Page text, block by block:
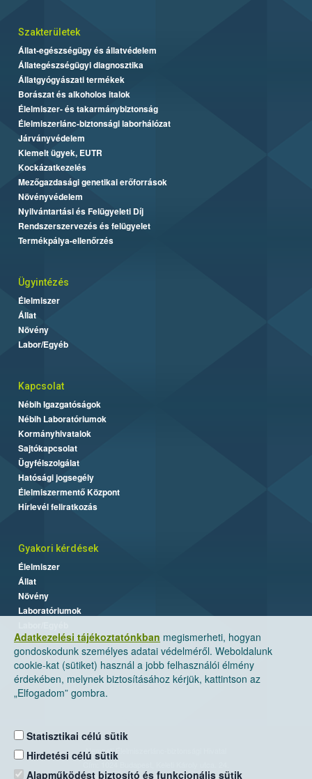
Adatkezelési tájékoztatónkban megismerheti, hogyan
gondoskodunk személyes adatai védelméről. Weboldalunk
cookie-kat (sütiket) használ a jobb felhasználói élmény
érdekében, melynek biztosításához kérjük, kattintson az
„Elfogadom” gombra.
Statisztikai célú sütik
Hirdetési célú sütik
Alapműködést biztosító és funkcionális sütik
Szakterületek
Állat-egészségügy és állatvédelem
Állategészségügyi diagnosztika
Állatgyógyászati termékek
Borászat és alkoholos italok
Élelmiszer- és takarmánybiztonság
Élelmiszerlánc-biztonsági laborhálózat
Járványvédelem
Kiemelt ügyek, EUTR
Kockázatkezelés
Mezőgazdasági genetikai erőforrások
Növényvédelem
Nyilvántartási és Felügyeleti Díj
Rendszerszervezés és felügyelet
Termékpálya-ellenőrzés
Ügyintézés
Élelmiszer
Állat
Növény
Labor/Egyéb
Kapcsolat
Nébih Igazgatóságok
Nébih Laboratóriumok
Kormányhivatalok
Sajtókapcsolat
Ügyfélszolgálat
Hatósági jogsegély
Élelmiszermentő Központ
Hírlevél feliratkozás
Gyakori kérdések
Élelmiszer
Állat
Növény
Laboratóriumok
Nemzeti Élelmiszerlánc-biztonsági Hivatal